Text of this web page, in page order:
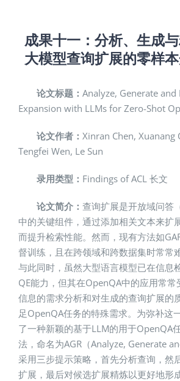
成果十一： 分析、生成
大模型查询扩展的零样
论文标题： Analyze, Generate
Expansion with LLMs for Zero-Shot
论文作者： Xinran Chen, Xuanang
Tengfei Wen, Le Sun
录用类型： Findings of ACL 长文
论文简介 ： 查询扩展是开放域问答
中的关键组件，通过添加相关文本来扩
而提升检索性能。然而，现有方法如
督训练，且在跨领域和跨数据集时常常
与此同时，虽然大型语言模型已在信息
QE能力，但其在OpenQA中的应用常常
信息的需求分析和对生成的查询扩展的
足OpenQA任务的特殊需求。为弥补这
了一种新颖的基于LLM的用于OpenQA
法，命名为AGR（Analyze, Generate
采用三步提示策略，首先分析查询，然
扩展，最后对候选扩展精炼以更好地形